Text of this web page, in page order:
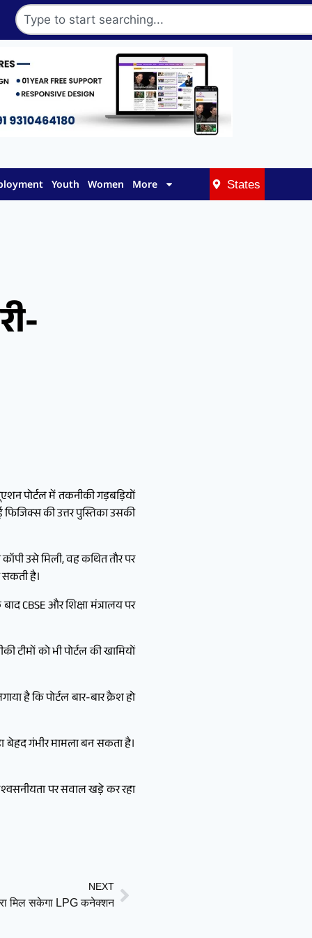
Youth Women More States
पोर्टल में तकनीकी गड़बड़ियों
की उत्तर पुस्तिका उसकी
उसे मिली, वह कथित तौर पर
है।
CBSE और शिक्षा मंत्रालय पर
टीमों को भी पोर्टल की खामियों
है कि पोर्टल बार-बार क्रैश हो
बेहद गंभीर मामला बन सकता है।
पर सवाल खड़े कर रहा
NEXT
मिल सकेगा LPG कनेक्शन